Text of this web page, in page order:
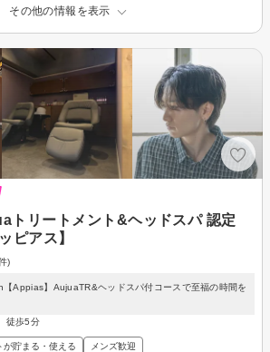
その他の情報を表示
トリートメント&ヘッドスパ 認定
ピアス】
)
Appias】AujuaTR&ヘッドスパ付コースで至福の時間を
徒歩5分
が貯まる・使える メンズ歓迎